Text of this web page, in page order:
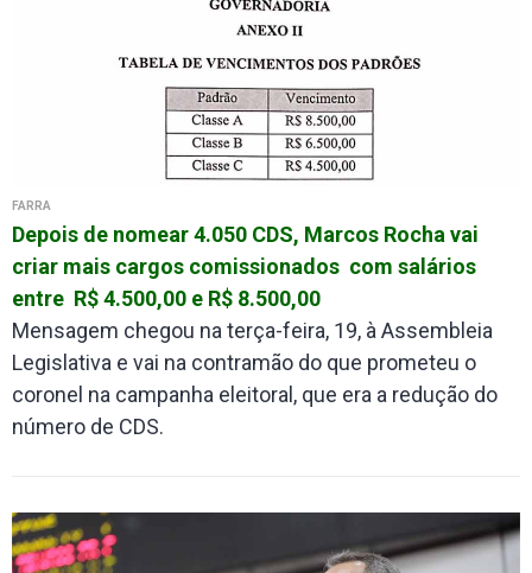
FARRA
Depois de nomear 4.050 CDS, Marcos Rocha vai
criar mais cargos comissionados com salários
entre R$ 4.500,00 e R$ 8.500,00
Mensagem chegou na terça-feira, 19, à Assembleia
Legislativa e vai na contramão do que prometeu o
coronel na campanha eleitoral, que era a redução do
número de CDS.